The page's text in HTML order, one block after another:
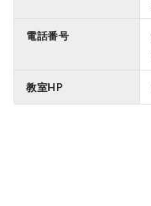
電話番号
教室HP